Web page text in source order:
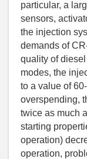
particular, a
sensors,
the injection
demands of
quality of
modes, the
to a value of
overspending,
twice as much
starting
operation)
operation,